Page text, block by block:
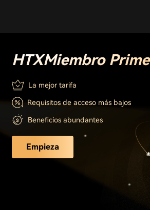
HTXMiembro Prime
La mejor tarifa
Requisitos de acceso más bajos
Beneficios abundantes
Empieza